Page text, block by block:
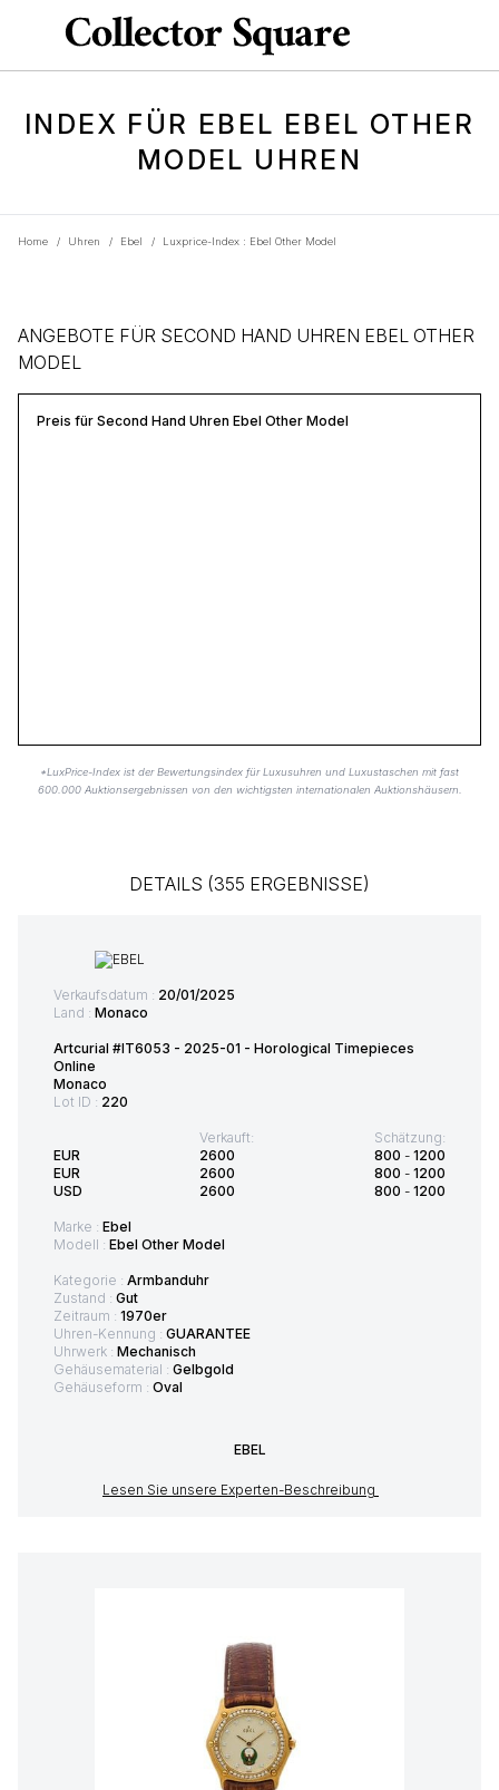
INDEX FÜR EBEL EBEL OTHER
MODEL UHREN
Home / Uhren / Ebel / Luxprice-Index : Ebel Other Model
ANGEBOTE FÜR SECOND HAND UHREN EBEL OTHER
MODEL
Preis für Second Hand Uhren Ebel Other Model
*LuxPrice-Index ist der Bewertungsindex für Luxusuhren und Luxustaschen mit fast
600.000 Auktionsergebnissen von den wichtigsten internationalen Auktionshäusern.
DETAILS (355 ERGEBNISSE)
Verkaufsdatum : 20/01/2025
Land : Monaco
Artcurial #IT6053 - 2025-01 - Horological Timepieces
Online
Monaco
Lot ID : 220
EUR
EUR
USD
Verkauft:
2600
2600
2600
Schätzung:
800 - 1200
800 - 1200
800 - 1200
Marke : Ebel
Modell : Ebel Other Model
Kategorie : Armbanduhr
Zustand : Gut
Zeitraum : 1970er
Uhren-Kennung : GUARANTEE
Uhrwerk : Mechanisch
Gehäusematerial : Gelbgold
Gehäuseform : Oval
EBEL
Lesen Sie unsere Experten-Beschreibung